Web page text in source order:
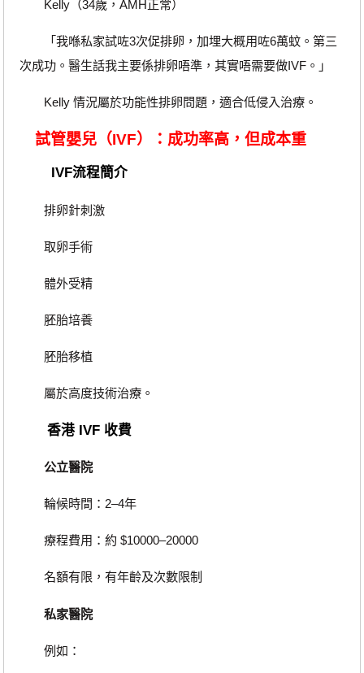
Kelly（34歲，AMH正常）
「我喺私家試咗3次促排卵，加埋大概用咗6萬蚊。第三
次成功。醫生話我主要係排卵唔準，其實唔需要做IVF。」
Kelly 情況屬於功能性排卵問題，適合低侵入治療。
試管嬰兒（IVF）：成功率高，但成本重
IVF流程簡介
排卵針刺激
取卵手術
體外受精
胚胎培養
胚胎移植
屬於高度技術治療。
香港 IVF 收費
公立醫院
輪候時間：2–4年
療程費用：約 $10000–20000
名額有限，有年齡及次數限制
私家醫院
例如：